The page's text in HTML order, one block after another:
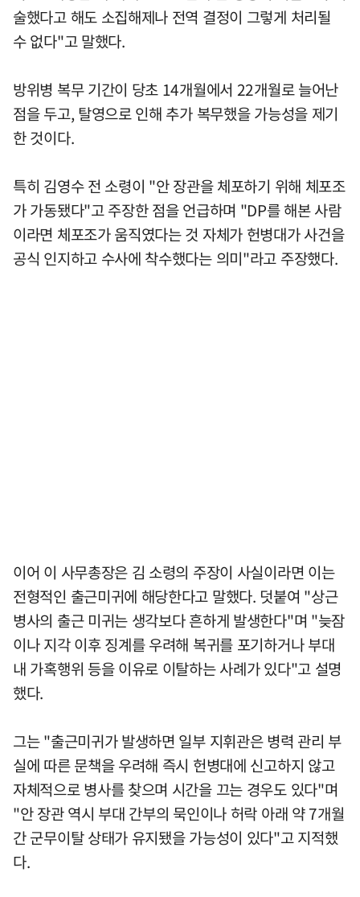
술했다고 해도 소집해제나 전역 결정이 그렇게 처리될
수 없다"고 말했다.
방위병 복무 기간이 당초 14개월에서 22개월로 늘어난
점을 두고, 탈영으로 인해 추가 복무했을 가능성을 제기
한 것이다.
특히 김영수 전 소령이 "안 장관을 체포하기 위해 체포조
가 가동됐다"고 주장한 점을 언급하며 "DP를 해본 사람
이라면 체포조가 움직였다는 것 자체가 헌병대가 사건을
공식 인지하고 수사에 착수했다는 의미"라고 주장했다.
이어 이 사무총장은 김 소령의 주장이 사실이라면 이는
전형적인 출근미귀에 해당한다고 말했다. 덧붙여 "상근
병사의 출근 미귀는 생각보다 흔하게 발생한다"며 "늦잠
이나 지각 이후 징계를 우려해 복귀를 포기하거나 부대
내 가혹행위 등을 이유로 이탈하는 사례가 있다"고 설명
했다.
그는 "출근미귀가 발생하면 일부 지휘관은 병력 관리 부
실에 따른 문책을 우려해 즉시 헌병대에 신고하지 않고
자체적으로 병사를 찾으며 시간을 끄는 경우도 있다"며
"안 장관 역시 부대 간부의 묵인이나 허락 아래 약 7개월
간 군무이탈 상태가 유지됐을 가능성이 있다"고 지적했
다.